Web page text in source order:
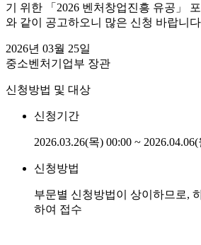
기 위한 「2026 벤처창업진흥 유공」
와 같이 공고하오니 많은 신청 바랍니
2026년 03월 25일
중소벤처기업부 장관
신청방법 및 대상
신청기간
2026.03.26(목) 00:00 ~ 2026.04.06(
신청방법
부문별 신청방법이 상이하므로,
하여 접수